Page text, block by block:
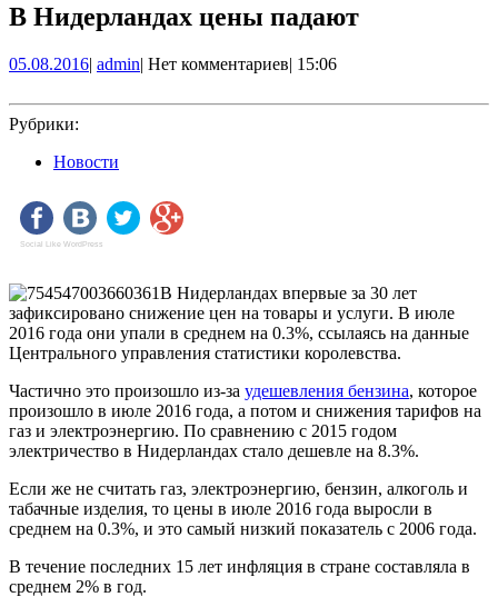
В Нидерландах цены падают
05.08.201605.08.2016
| adminadmin
| Нет комментариев| 15:06
Рубрики:
Новости
Social Like WordPress
В Нидерландах впервые за 30 лет
зафиксировано снижение цен на товары и услуги. В июле
2016 года они упали в среднем на 0.3%, ссылаясь на данные
Центрального управления статистики королевства.
Частично это произошло из-за удешевления бензина, которое
произошло в июле 2016 года, а потом и снижения тарифов на
газ и электроэнергию. По сравнению с 2015 годом
электричество в Нидерландах стало дешевле на 8.3%.
Если же не считать газ, электроэнергию, бензин, алкоголь и
табачные изделия, то цены в июле 2016 года выросли в
среднем на 0.3%, и это самый низкий показатель с 2006 года.
В течение последних 15 лет инфляция в стране составляла в
среднем 2% в год.